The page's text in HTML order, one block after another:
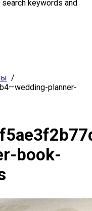
search keywords and
planner-
book-